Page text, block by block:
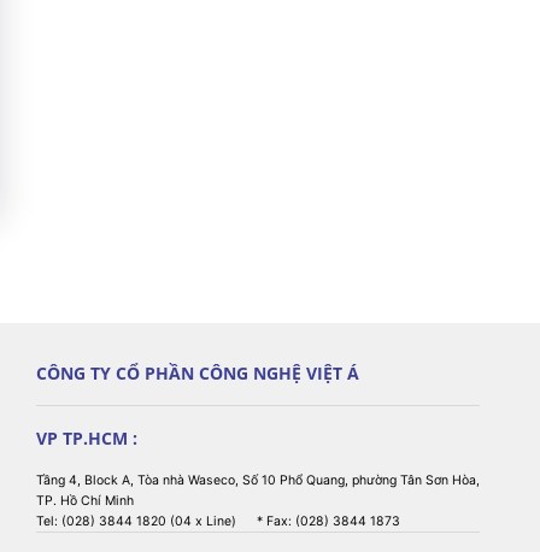
CÔNG TY CỔ PHẦN CÔNG NGHỆ VIỆT Á
VP TP.HCM :
Tầng 4, Block A, Tòa nhà Waseco, Số 10 Phổ Quang, phường Tân Sơn Hòa,
TP. Hồ Chí Minh
Tel: (028) 3844 1820 (04 x Line) * Fax: (028) 3844 1873